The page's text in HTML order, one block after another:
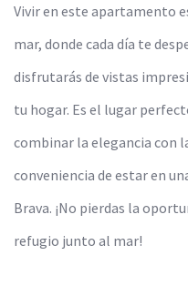
Vivir en este apartamento
mar, donde cada día te
disfrutarás de vistas
tu hogar. Es el lugar
combinar la elegancia con
conveniencia de estar en
Brava. ¡No pierdas la
refugio junto al mar!